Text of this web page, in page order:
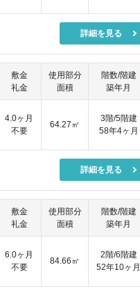
詳細を見る
敷金
礼金
使用部分
面積
階数/階建
築年月
4.0ヶ月
不要
64.27㎡
3階/5階建
58年4ヶ月
詳細を見る
敷金
礼金
使用部分
面積
階数/階建
築年月
6.0ヶ月
不要
84.66㎡
2階/6階建
52年10ヶ月